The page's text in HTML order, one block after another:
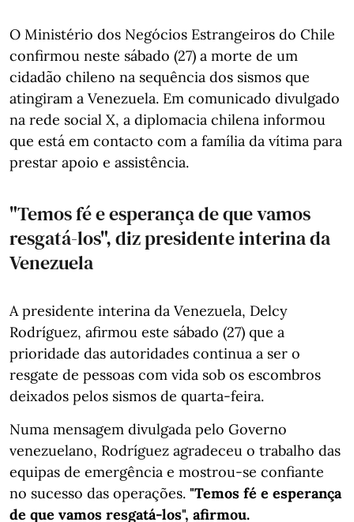
O Ministério dos Negócios Estrangeiros do Chile
confirmou neste sábado (27) a morte de um
cidadão chileno na sequência dos sismos que
atingiram a Venezuela. Em comunicado divulgado
na rede social X, a diplomacia chilena informou
que está em contacto com a família da vítima para
prestar apoio e assistência.
"Temos fé e esperança de que vamos
resgatá-los", diz presidente interina da
Venezuela
A presidente interina da Venezuela, Delcy
Rodríguez, afirmou este sábado (27) que a
prioridade das autoridades continua a ser o
resgate de pessoas com vida sob os escombros
deixados pelos sismos de quarta-feira.
Numa mensagem divulgada pelo Governo
venezuelano, Rodríguez agradeceu o trabalho das
equipas de emergência e mostrou-se confiante
no sucesso das operações. "Temos fé e esperança
de que vamos resgatá-los", afirmou.